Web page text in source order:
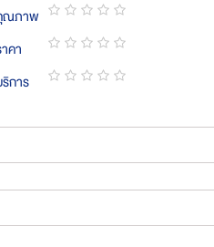
ณภาพ
1
star
2
stars
3
stars
4
stars
5
stars
คา
1
star
2
stars
3
stars
4
stars
5
stars
การ